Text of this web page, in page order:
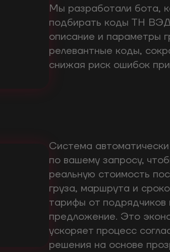
Мы разработали бота,
подбирать коды ТН
описание и параметры
релевантные коды,
снижая риск ошибок
Система
по вашему запросу,
реальную стоимость
груза, маршрута и
тарифы от
предложение. Это
ускоряет процесс
решения на основе